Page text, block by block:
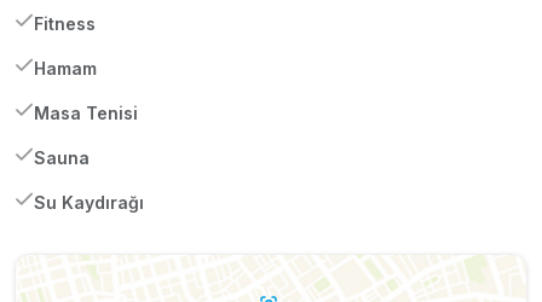
Fitness
Hamam
Masa Tenisi
Sauna
Su Kaydırağı